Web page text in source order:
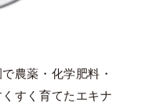
農薬・化学肥料・
すく育てたエキナ